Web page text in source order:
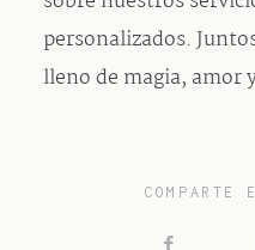
personalizados.
lleno de magia, amor
COMPARTE